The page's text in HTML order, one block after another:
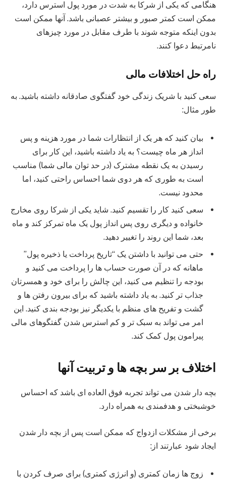
هنگامی که یکی از شرکا به شدت در مورد پول استرس دارد،
ممکن است کمتر صبور و بیشتر عصبانی باشد. آنها ممکن است
بدون اینکه متوجه شوند با طرف مقابل در مورد چیزهای
نامرتبط دعوا کنند.
راه حل اختلافات مالی
سعی کنید با شریک زندگی خود گفتگوی صادقانه داشته باشید. به
طور مثال:
بیان کنید که هر یک از انتظارات شما در مورد هزینه و پس
انداز هر ماه چیست؟ به یاد داشته باشید، این کار برای
رسیدن به یک نقطه مشترک (در حد توان مالی شما) مناسب
است به طوری که هر دوی شما احساس راحتی کنید، اما
محدود نیست.
سعی کنید کار را تقسیم کنید. شاید یکی از شرکا روی مخارج
خانواده و دیگری روی پس انداز پول یک ماه تمرکز کند و ماه
بعد، شما این روند را تغییر دهید.
حتی می توانید با داشتن یک “تاریخ پرداخت یا ذخیره پول”
ماهانه که در آن صورت حساب ها را پرداخت می کنید و
بودجه را تنظیم می کنید، این چالش را برای خود و همسرتان
جذاب تر کنید. به یاد داشته باشید که برای بیرون رفتن ها و
گشت و تفریح های منظم با یکدیگر نیز بودجه بندی کنید. این
امر می تواند به سبک تر و کم استرس شدن گفتگوهای مالی
پیرامون پول کمک کند.
اختلاف بر سر بچه ها و تربیت آنها
بچه دار شدن می تواند تجربه فوق العاده ای باشد که احساس
خوشبختی و هدفمندی به همراه دارد.
برخی از مشکلات ازدواج که ممکن است پس از بچه دار شدن
ایجاد شود عبارتند از:
زوج ها زمان کمتری (و انرژی کمتری) برای صرف کردن با